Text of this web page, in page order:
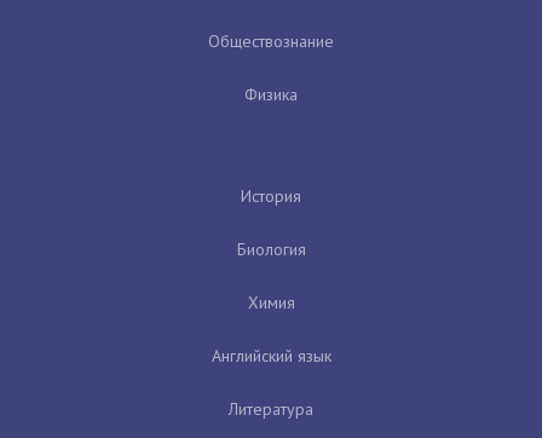
Обществознание
Физика
История
Биология
Химия
Английский язык
Литература